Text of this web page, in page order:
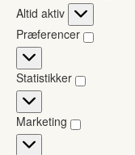
Funktionsdygtig
Altid aktiv
Præferencer
Præferencer
Statistikker
Statistikker
Marketing
Marketing